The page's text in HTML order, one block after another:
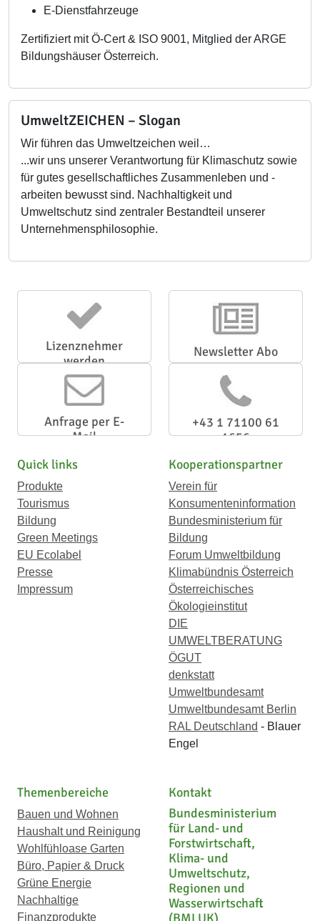
E-Dienstfahrzeuge
Zertifiziert mit Ö-Cert & ISO 9001, Mitglied der ARGE
Bildungshäuser Österreich.
UmweltZEICHEN – Slogan
Wir führen das Umweltzeichen weil…
...wir uns unserer Verantwortung für Klimaschutz sowie
für gutes gesellschaftliches Zusammenleben und -
arbeiten bewusst sind. Nachhaltigkeit und
Umweltschutz sind zentraler Bestandteil unserer
Unternehmensphilosophie.
Lizenznehmer
werden
Newsletter Abo
Anfrage per E-
Mail
+43 1 71100 61
1656
Quick links
Produkte
Tourismus
Bildung
Green Meetings
EU Ecolabel
Presse
Impressum
Kooperationspartner
Verein für
Konsumenteninformation
Bundesministerium für
Bildung
Forum Umweltbildung
Klimabündnis Österreich
Österreichisches
Ökologieinstitut
DIE
UMWELTBERATUNG
ÖGUT
denkstatt
Umweltbundesamt
Umweltbundesamt Berlin
RAL Deutschland - Blauer
Engel
Themenbereiche
Bauen und Wohnen
Haushalt und Reinigung
Wohlfühloase Garten
Büro, Papier & Druck
Grüne Energie
Nachhaltige
Finanzprodukte
Kontakt
Bundesministerium
für Land- und
Forstwirtschaft,
Klima- und
Umweltschutz,
Regionen und
Wasserwirtschaft